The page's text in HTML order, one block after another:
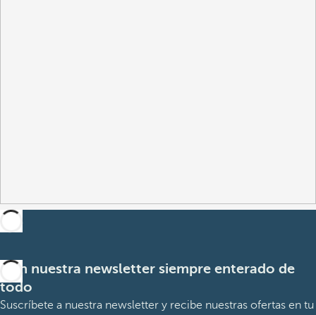
Con nuestra newsletter siempre enterado de
todo
Suscríbete a nuestra newsletter y recibe nuestras ofertas en tu